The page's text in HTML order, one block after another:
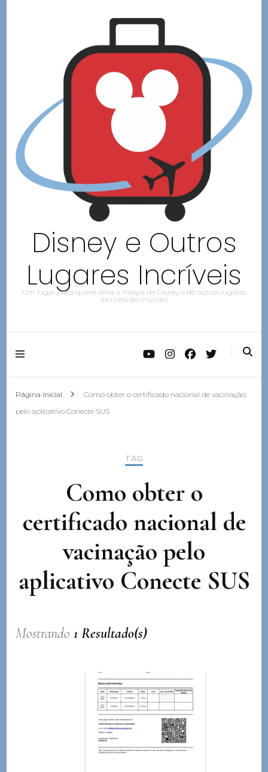
Disney e Outros
Lugares Incríveis
Um lugar para quem ama a magia da Disney e de outros lugares
Incríveis do mundo!
Página inicial
Como obter o certificado nacional de vacinação
pelo aplicativo Conecte SUS
TAG
Como obter o
certificado nacional de
vacinação pelo
aplicativo Conecte SUS
Mostrando1 Resultado(s)